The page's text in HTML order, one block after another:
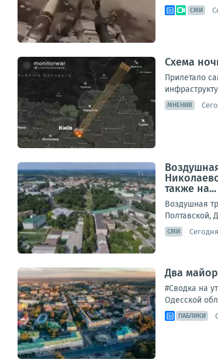
СМИ
Схема
Прилетало
МНЕНИЯ
также на...
Воздушная
Полтавской,
СМИ
Два
#Сводка на
Одесской
ПАБЛИКИ